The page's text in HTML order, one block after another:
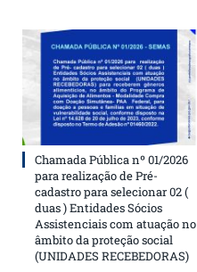
Chamada Pública nº 01/2026
para realização de Pré-
cadastro para selecionar 02 (
duas ) Entidades Sócios
Assistenciais com atuação no
âmbito da proteção social
(UNIDADES RECEBEDORAS)